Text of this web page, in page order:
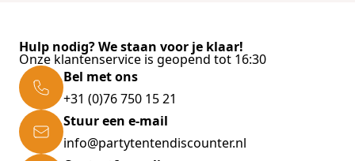
Hulp nodig? We staan voor je klaar!
Onze klantenservice is geopend tot 16:30
Bel met ons
+31 (0)76 750 15 21
Stuur een e-mail
info@partytentendiscounter.nl